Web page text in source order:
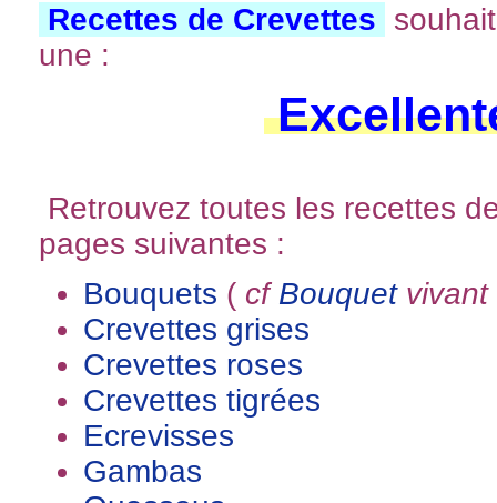
Recettes de Crevettes
une :
Retrouvez toutes les recettes
pages suivantes :
Bouquets ( cf Bouquetvivant
Crevettes grises
Crevettes roses
Crevettes tigrées
Ecrevisses
Gambas